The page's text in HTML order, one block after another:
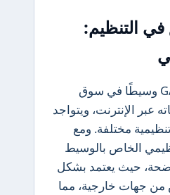
التنظيم:
تعتبر GANN Markets وسيطًا في سوق
عبر الإنترنت، ويتواجد
مختلفة. ومع
الخاص بالوسيط
حيث يعتمد بشكل
جهات خارجية، مما